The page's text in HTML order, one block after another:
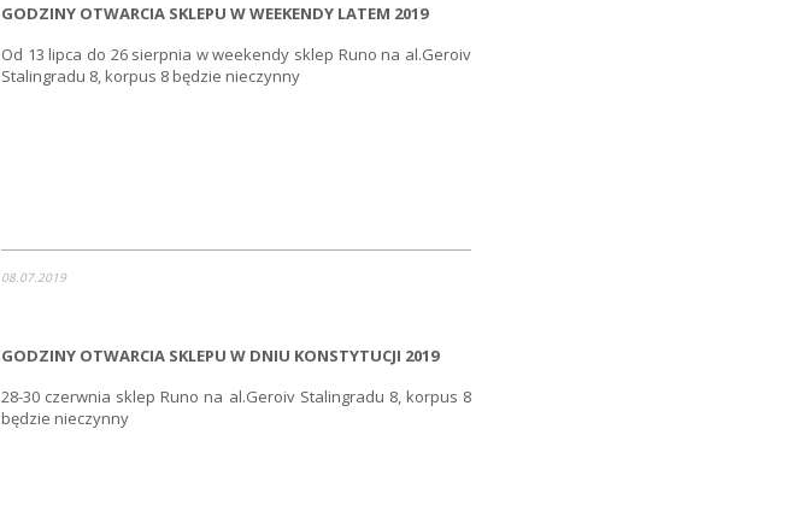
GODZINY OTWARCIA SKLEPU W WEEKENDY LATEM 2019
Od 13 lipca do 26 sierpnia w weekendy sklep Runo na al.Geroiv
Stalingradu 8, korpus 8 będzie nieczynny
08.07.2019
GODZINY OTWARCIA SKLEPU W DNIU KONSTYTUCJI 2019
28-30 czerwnia sklep Runo na al.Geroiv Stalingradu 8, korpus 8
będzie nieczynny